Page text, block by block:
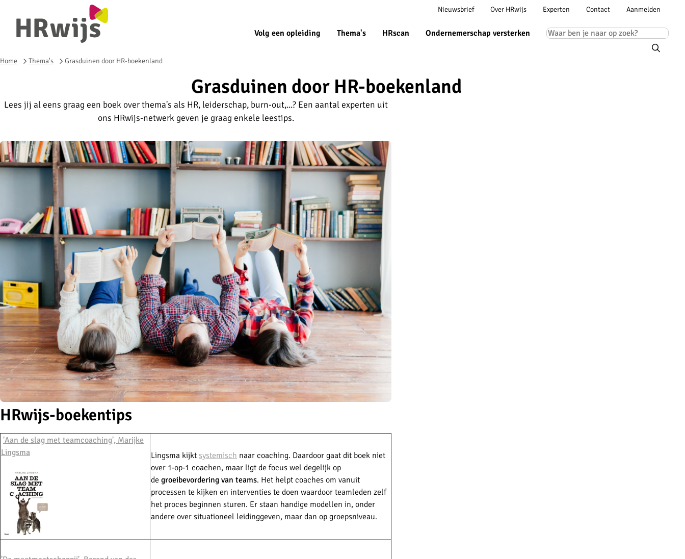
navigation
Volg een opleiding Thema's HRscan Ondernemerschap versterken
Meta
Nieuwsbrief Over HRwijs Experten Contact
Account
Aanmelden
Home Thema's Grasduinen door HR-boekenland
Grasduinen door HR-boekenland
Lees jij al eens graag een boek over thema's als HR, leiderschap, burn-out,...? Een aantal experten uit
ons HRwijs-netwerk geven je graag enkele leestips.
HRwijs-boekentips
'Aan de slag met teamcoaching', Marijke
Lingsma
Lingsma kijkt systemisch naar coaching. Daardoor gaat dit boek niet
over 1-op-1 coachen, maar ligt de focus wel degelijk op
de groeibevordering van teams. Het helpt coaches om vanuit
processen te kijken en interventies te doen waardoor teamleden zelf
het proces beginnen sturen. Er staan handige modellen in, onder
andere over situationeel leidinggeven, maar dan op groepsniveau.